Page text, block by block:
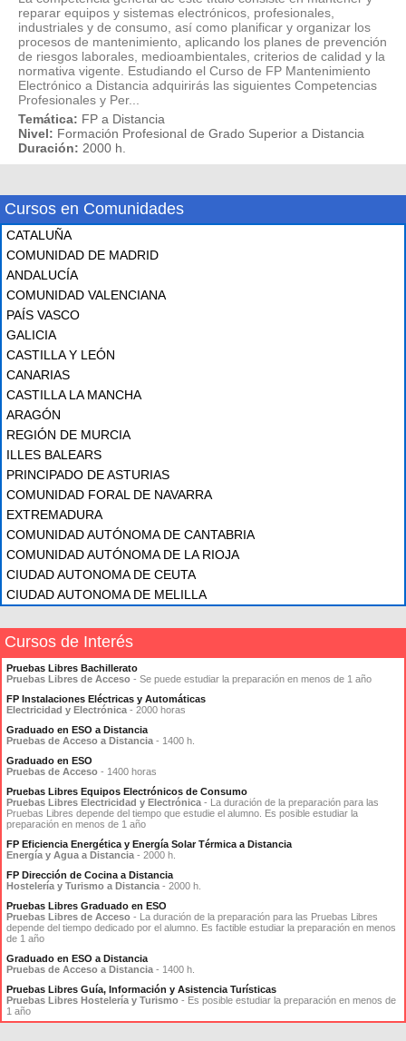
reparar equipos y sistemas electrónicos, profesionales,
industriales y de consumo, así como planificar y organizar los
procesos de mantenimiento, aplicando los planes de prevención
de riesgos laborales, medioambientales, criterios de calidad y la
normativa vigente. Estudiando el Curso de FP Mantenimiento
Electrónico a Distancia adquirirás las siguientes Competencias
Profesionales y Per...
Temática: FP a Distancia
Nivel: Formación Profesional de Grado Superior a Distancia
Duración: 2000 h.
Cursos en Comunidades
CATALUÑA
COMUNIDAD DE MADRID
ANDALUCÍA
COMUNIDAD VALENCIANA
PAÍS VASCO
GALICIA
CASTILLA Y LEÓN
CANARIAS
CASTILLA LA MANCHA
ARAGÓN
REGIÓN DE MURCIA
ILLES BALEARS
PRINCIPADO DE ASTURIAS
COMUNIDAD FORAL DE NAVARRA
EXTREMADURA
COMUNIDAD AUTÓNOMA DE CANTABRIA
COMUNIDAD AUTÓNOMA DE LA RIOJA
CIUDAD AUTONOMA DE CEUTA
CIUDAD AUTONOMA DE MELILLA
Cursos de Interés
Pruebas Libres Bachillerato
Pruebas Libres de Acceso - Se puede estudiar la preparación en menos de 1 año
FP Instalaciones Eléctricas y Automáticas
Electricidad y Electrónica - 2000 horas
Graduado en ESO a Distancia
Pruebas de Acceso a Distancia - 1400 h.
Graduado en ESO
Pruebas de Acceso - 1400 horas
Pruebas Libres Equipos Electrónicos de Consumo
Pruebas Libres Electricidad y Electrónica - La duración de la preparación para las
Pruebas Libres depende del tiempo que estudie el alumno. Es posible estudiar la
preparación en menos de 1 año
FP Eficiencia Energética y Energía Solar Térmica a Distancia
Energía y Agua a Distancia - 2000 h.
FP Dirección de Cocina a Distancia
Hostelería y Turismo a Distancia - 2000 h.
Pruebas Libres Graduado en ESO
Pruebas Libres de Acceso - La duración de la preparación para las Pruebas Libres
depende del tiempo dedicado por el alumno. Es factible estudiar la preparación en menos
de 1 año
Graduado en ESO a Distancia
Pruebas de Acceso a Distancia - 1400 h.
Pruebas Libres Guía, Información y Asistencia Turísticas
Pruebas Libres Hostelería y Turismo - Es posible estudiar la preparación en menos de
1 año